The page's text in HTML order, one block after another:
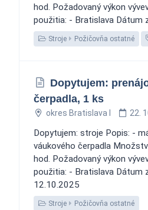
hod. Požadovaný výkon
použitia: - Bratislava Dátum
Stroje Požičovňa ostatné
Dopytujem:
čerpadla, 1 ks
okres Bratislava I 22.
Dopytujem: stroje Popis: -
váukového čerpadla
hod. Požadovaný výkon
použitia: - Bratislava Dátum
12.10.2025
Stroje Požičovňa ostatné